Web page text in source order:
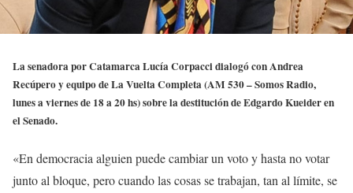
La senadora por Catamarca Lucía Corpacci dialogó con Andrea
Recúpero y equipo de La Vuelta Completa (AM 530 – Somos Radio,
lunes a viernes de 18 a 20 hs) sobre la destitución de Edgardo Kueider en
el Senado.
«En democracia alguien puede cambiar un voto y hasta no votar
junto al bloque, pero cuando las cosas se trabajan, tan al límite, se